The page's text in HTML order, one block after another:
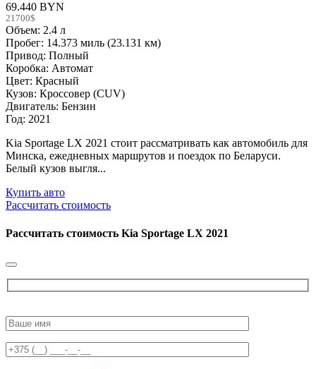
69.440 BYN
21700$
Объем: 2.4 л
Пробег: 14.373 миль (23.131 км)
Привод: Полный
Коробка: Автомат
Цвет: Красный
Кузов: Кроссовер (CUV)
Двигатель: Бензин
Год: 2021
Kia Sportage LX 2021 стоит рассматривать как автомобиль для
Минска, ежедневных маршрутов и поездок по Беларуси.
Белый кузов выгля...
Купить авто
Рассчитать стоимость
Рассчитать стоимость Kia Sportage LX 2021
leave
field